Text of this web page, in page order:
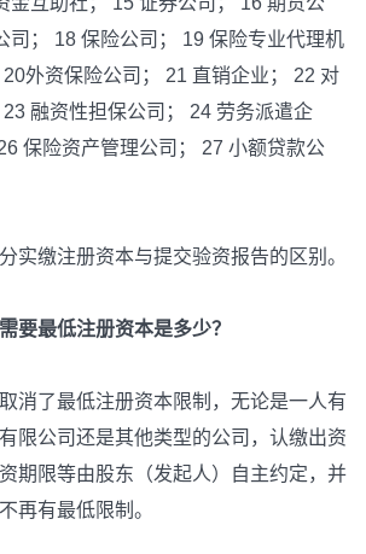
司； 18 保险公司； 19 保险专业代理机
外资保险公司； 21 直销企业； 22 对
融资性担保公司； 24 劳务派遣企
保险资产管理公司； 27 小额贷款公
缴注册资本与提交验资报告的区别。
要最低注册资本是多少？
了最低注册资本限制，无论是一人有
限公司还是其他类型的公司，认缴出资
期限等由股东（发起人）自主约定，并
再有最低限制。